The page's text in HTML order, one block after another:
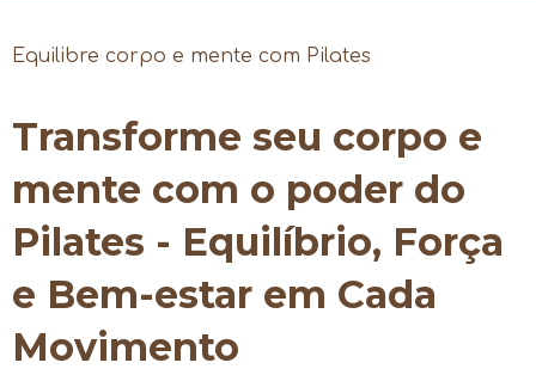
Equilibre corpo e mente com Pilates
Transforme seu corpo e
mente com o poder do
Pilates - Equilíbrio, Força
e Bem-estar em Cada
Movimento